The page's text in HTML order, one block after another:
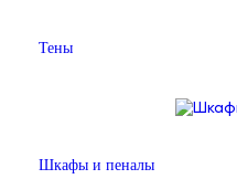
Тены
Шкафы и пеналы